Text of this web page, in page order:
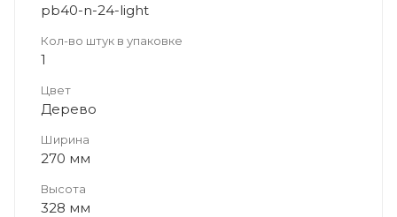
pb40-n-24-light
Кол-во штук в упаковке
1
Цвет
Дерево
Ширина
270 мм
Высота
328 мм